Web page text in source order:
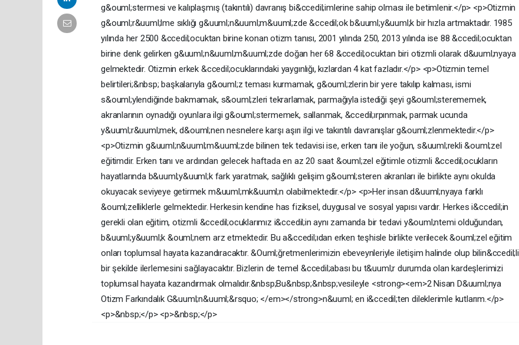
g&ouml;stermesi ve kalıplaşmış (takıntılı) davranış bi&ccedil;imlerine sahip olması ile betimlenir.</p> <p>Otizmin
g&ouml;r&uuml;lme sıklığı g&uuml;n&uuml;m&uuml;zde &ccedil;ok b&uuml;y&uuml;k bir hızla artmaktadır. 1985
yılında her 2500 &ccedil;ocuktan birine konan otizm tanısı, 2001 yılında 250, 2013 yılında ise 88 &ccedil;ocuktan
birine denk gelirken g&uuml;n&uuml;m&uuml;zde doğan her 68 &ccedil;ocuktan biri otizmli olarak d&uuml;nyaya
gelmektedir. Otizmin erkek &ccedil;ocuklarındaki yaygınlığı, kızlardan 4 kat fazladır.</p> <p>Otizmin temel
belirtileri;&nbsp; başkalarıyla g&ouml;z teması kurmamak, g&ouml;zlerin bir yere takılıp kalması, ismi
s&ouml;ylendiğinde bakmamak, s&ouml;zleri tekrarlamak, parmağıyla istediği şeyi g&ouml;sterememek,
akranlarının oynadığı oyunlara ilgi g&ouml;stermemek, sallanmak, &ccedil;ırpınmak, parmak ucunda
y&uuml;r&uuml;mek, d&ouml;nen nesnelere karşı aşırı ilgi ve takıntılı davranışlar g&ouml;zlenmektedir.</p>
<p>Otizmin g&uuml;n&uuml;m&uuml;zde bilinen tek tedavisi ise, erken tanı ile yoğun, s&uuml;rekli &ouml;zel
eğitimdir. Erken tanı ve ardından gelecek haftada en az 20 saat &ouml;zel eğitimle otizmli &ccedil;ocukların
hayatlarında b&uuml;y&uuml;k fark yaratmak, sağlıklı gelişim g&ouml;steren akranları ile birlikte aynı okulda
okuyacak seviyeye getirmek m&uuml;mk&uuml;n olabilmektedir.</p> <p>Her insan d&uuml;nyaya farklı
&ouml;zelliklerle gelmektedir. Herkesin kendine has fiziksel, duygusal ve sosyal yapısı vardır. Herkes i&ccedil;in
gerekli olan eğitim, otizmli &ccedil;ocuklarımız i&ccedil;in aynı zamanda bir tedavi y&ouml;ntemi olduğundan,
b&uuml;y&uuml;k &ouml;nem arz etmektedir. Bu a&ccedil;ıdan erken teşhisle birlikte verilecek &ouml;zel eğitim
onları toplumsal hayata kazandıracaktır. &Ouml;ğretmenlerimizin ebeveynleriyle iletişim halinde olup bilin&ccedil;li
bir şekilde ilerlemesini sağlayacaktır. Bizlerin de temel &ccedil;abası bu t&uuml;r durumda olan kardeşlerimizi
toplumsal hayata kazandırmak olmalıdır.&nbsp;Bu&nbsp;&nbsp;vesileyle <strong><em>2 Nisan D&uuml;nya
Otizm Farkındalık G&uuml;n&uuml;&rsquo; </em></strong>n&uuml; en i&ccedil;ten dileklerimle kutlarım.</p>
<p>&nbsp;</p> <p>&nbsp;</p>